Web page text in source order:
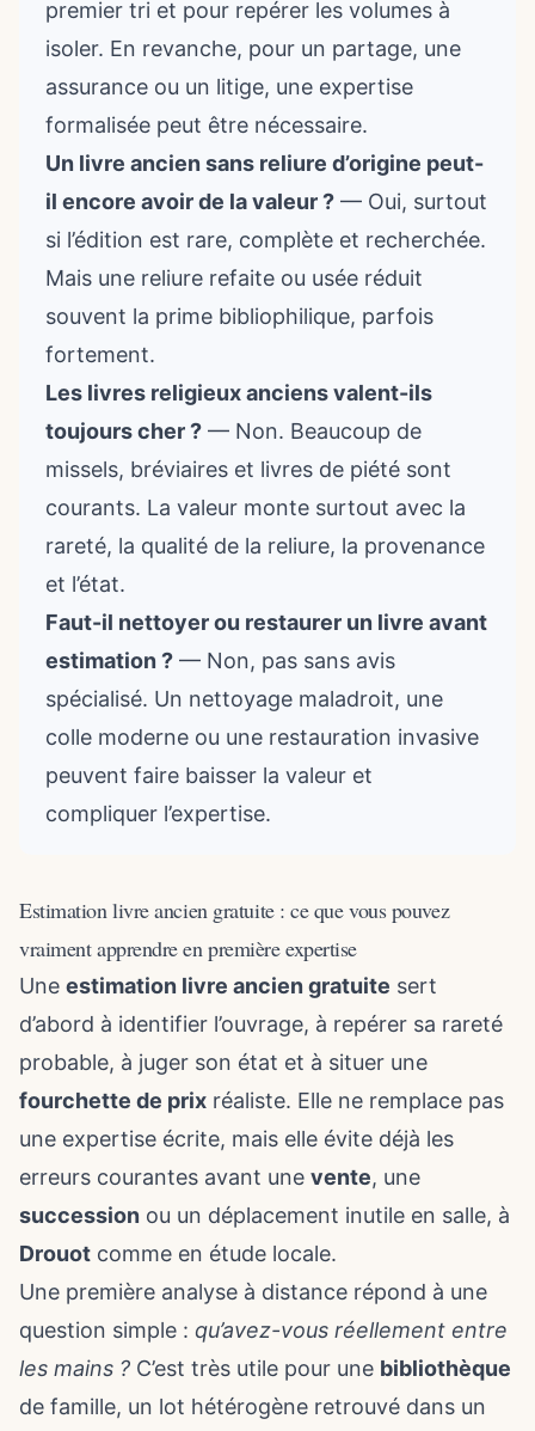
premier tri et pour repérer les volumes à
isoler. En revanche, pour un partage, une
assurance ou un litige, une expertise
formalisée peut être nécessaire.
Un livre ancien sans reliure d’origine peut-
il encore avoir de la valeur ? — Oui, surtout
si l’édition est rare, complète et recherchée.
Mais une reliure refaite ou usée réduit
souvent la prime bibliophilique, parfois
fortement.
Les livres religieux anciens valent-ils
toujours cher ? — Non. Beaucoup de
missels, bréviaires et livres de piété sont
courants. La valeur monte surtout avec la
rareté, la qualité de la reliure, la provenance
et l’état.
Faut-il nettoyer ou restaurer un livre avant
estimation ? — Non, pas sans avis
spécialisé. Un nettoyage maladroit, une
colle moderne ou une restauration invasive
peuvent faire baisser la valeur et
compliquer l’expertise.
Estimation livre ancien gratuite : ce que vous pouvez
vraiment apprendre en première expertise
Une estimation livre ancien gratuite sert
d’abord à identifier l’ouvrage, à repérer sa rareté
probable, à juger son état et à situer une
fourchette de prix réaliste. Elle ne remplace pas
une expertise écrite, mais elle évite déjà les
erreurs courantes avant une vente, une
succession ou un déplacement inutile en salle, à
Drouot comme en étude locale.
Une première analyse à distance répond à une
question simple : qu’avez-vous réellement entre
les mains ? C’est très utile pour une bibliothèque
de famille, un lot hétérogène retrouvé dans un